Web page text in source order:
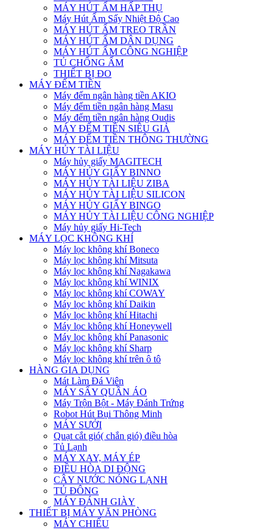
MÁY HÚT ẨM HẤP THỤ
Máy Hút Ẩm Sấy Nhiệt Độ Cao
MÁY HÚT ẨM TREO TRẦN
MÁY HÚT ẨM DÂN DỤNG
MÁY HÚT ẨM CÔNG NGHIỆP
TỦ CHỐNG ẨM
THIẾT BỊ ĐO
MÁY ĐẾM TIỀN
Máy đếm ngân hàng tiền AKIO
Máy đếm tiền ngân hàng Masu
Máy đếm tiền ngân hàng Oudis
MÁY ĐẾM TIỀN SIÊU GIẢ
MÁY ĐẾM TIỀN THÔNG THƯỜNG
MÁY HỦY TÀI LIỆU
Máy hủy giấy MAGITECH
MÁY HỦY GIẤY BINNO
MÁY HỦY TÀI LIỆU ZIBA
MÁY HỦY TÀI LIỆU SILICON
MÁY HỦY GIẤY BINGO
MÁY HỦY TÀI LIỆU CÔNG NGHIỆP
Máy hủy giấy Hi-Tech
MÁY LỌC KHÔNG KHÍ
Máy lọc không khí Boneco
Máy lọc không khí Mitsuta
Máy lọc không khí Nagakawa
Máy lọc không khí WINIX
Máy lọc không khí COWAY
Máy lọc không khí Daikin
Máy lọc không khí Hitachi
Máy lọc không khí Honeywell
Máy lọc không khí Panasonic
Máy lọc không khí Sharp
Máy lọc không khí trên ô tô
HÀNG GIA DỤNG
Mát Làm Đá Viên
MÁY SẤY QUẦN ÁO
Máy Trộn Bột - Máy Đánh Trứng
Robot Hút Bụi Thông Minh
MÁY SƯỞI
Quạt cắt gió( chắn gió) điều hòa
Tủ Lạnh
MÁY XAY, MÁY ÉP
ĐIỀU HÒA DI ĐỘNG
CÂY NƯỚC NÓNG LẠNH
TỦ ĐÔNG
MÁY ĐÁNH GIÀY
THIẾT BỊ MÁY VĂN PHÒNG
MÁY CHIẾU